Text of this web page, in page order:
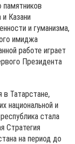
Казани
и гуманизма,
имиджа
работе играет
Президента
в Татарстане,
национальной и
стала
Стратегия
на период до